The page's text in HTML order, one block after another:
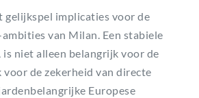
gelijkspel implicaties voor de
van Milan. Een stabiele
is niet alleen belangrijk voor de
de zekerheid van directe
Europese